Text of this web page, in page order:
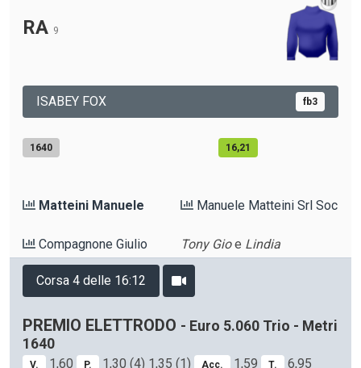
RA 9
ISABEY FOX fb3
1640 16,21
Matteini Manuele Manuele Matteini Srl Soc
Compagnone Giulio Tony Gioe Lindia
Corsa 4 delle 16:12
PREMIO ELETTRODO - Euro 5.060 Trio - Metri
1640
V. 1,60 P. 1,30 (4) 1,35 (1) Acc. 1,59 T. 6,95